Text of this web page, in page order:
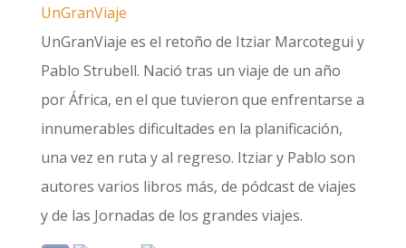
UnGranViaje
UnGranViaje es el retoño de Itziar Marcotegui y
Pablo Strubell. Nació tras un viaje de un año
por África, en el que tuvieron que enfrentarse a
innumerables dificultades en la planificación,
una vez en ruta y al regreso. Itziar y Pablo son
autores varios libros más, de pódcast de viajes
y de las Jornadas de los grandes viajes.